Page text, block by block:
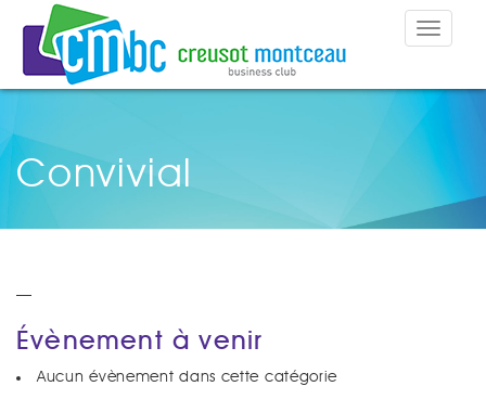
Toggle
Convivial
—
Évènement à venir
Aucun évènement dans cette catégorie